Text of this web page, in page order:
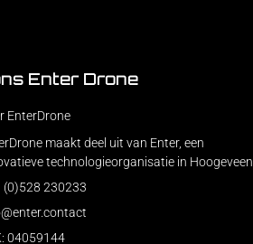
Enter Drone
EnterDrone
maakt deel uit van Enter, een
technologieorganisatie in Hoogeveen.
(0)528 230233
04059144